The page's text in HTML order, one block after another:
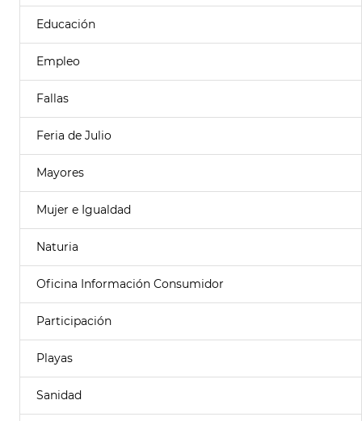
Educación
Empleo
Fallas
Feria de Julio
Mayores
Mujer e Igualdad
Naturia
Oficina Información Consumidor
Participación
Playas
Sanidad